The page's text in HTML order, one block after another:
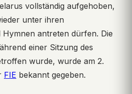
vollständig aufgehoben,
unter ihren
antreten dürfen. Die
einer Sitzung des
wurde, wurde am 2.
FIE bekannt gegeben.